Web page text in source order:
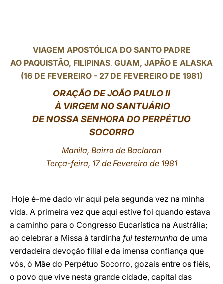
VIAGEM APOSTÓLICA DO SANTO PADRE
AO PAQUISTÃO, FILIPINAS, GUAM, JAPÃO E ALASKA
(16 DE FEVEREIRO - 27 DE FEVEREIRO DE 1981)
ORAÇÃO DE JOÃO PAULO II
À VIRGEM NO SANTUÁRIO
DE NOSSA SENHORA DO PERPÉTUO
SOCORRO
Manila, Bairro de Baclaran
Terça-feira, 17 de Fevereiro de 1981
Hoje é-me dado vir aqui pela segunda vez na minha
vida. A primeira vez que aqui estive foi quando estava
a caminho para o Congresso Eucarística na Austrália;
ao celebrar a Missa à tardinha fui testemunha de uma
verdadeira devoção filial e da imensa confiança que
vós, ó Mãe do Perpétuo Socorro, gozais entre os fiéis,
o povo que vive nesta grande cidade, capital das